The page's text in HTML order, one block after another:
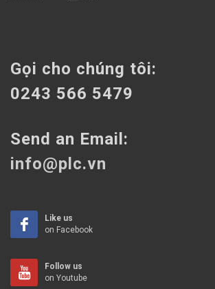
Gọi cho chúng tôi:
0243 566 5479
Send an Email:
info@plc.vn
Like us
on Facebook
Follow us
on Youtube